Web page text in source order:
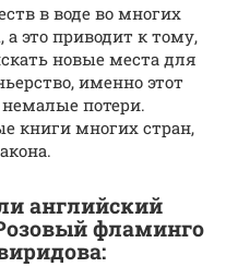
в воде во многих
это приводит к тому,
новые места для
именно этот
потери.
книги многих стран,
английский
фламинго